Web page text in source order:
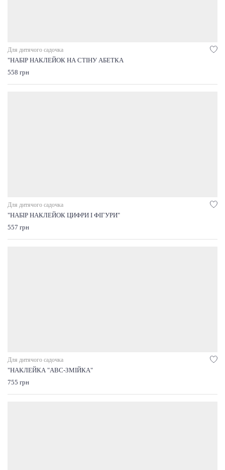
Для дитячого садочка
"НАБІР НАКЛЕЙОК НА СТІНУ АБЕТКА
558 грн
Для дитячого садочка
"НАБІР НАКЛЕЙОК ЦИФРИ І ФІГУРИ"
557 грн
Для дитячого садочка
"НАКЛЕЙКА "ABC-ЗМІЙКА"
755 грн